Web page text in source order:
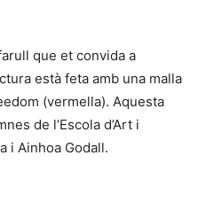
que et convida a
està feta amb una malla
(vermella). Aquesta
de l’Escola d’Art i
i Ainhoa Godall.